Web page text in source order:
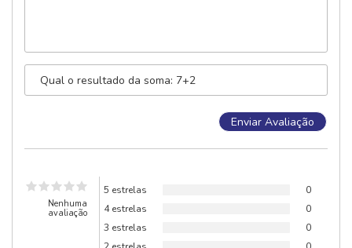
Nenhuma
avaliação
5 estrelas
0
4 estrelas
0
3 estrelas
0